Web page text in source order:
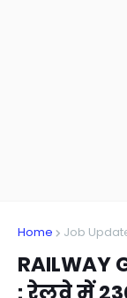
Home Job
RAILWAY